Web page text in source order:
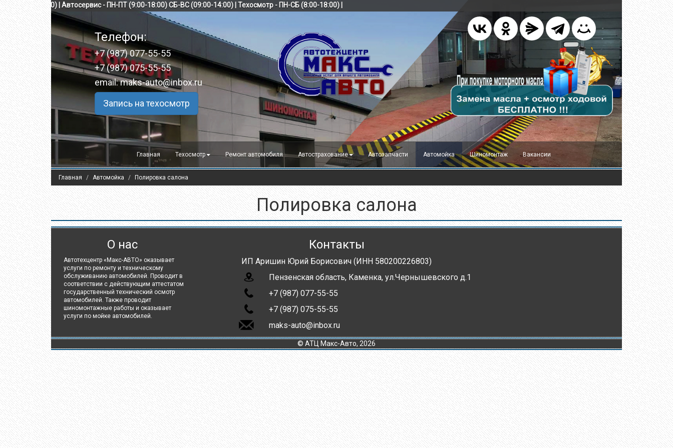
ПН-ВС (8:00-23:00) | Автосервис - ПН-ПТ (9:00-18:00) СБ-ВС (09:00-14:00) | Техосмотр - ПН-СБ (8:00-18:00) |
Телефон:
+7 (987) 077-55-55
+7 (987) 075-55-55
email: maks-auto@inbox.ru
Запись на техосмотр
Главная Техосмотр Ремонт автомобиля Автострахование Автозапчасти Автомойка Шиномонтаж Вакансии
Главная Автомойка Полировка салона
Полировка салона
О нас
Автотехцентр «Макс-АВТО» оказывает
услуги по ремонту и техническому
обслуживанию автомобилей. Проводит в
соответствии с действующим аттестатом
государственный технический осмотр
автомобилей. Также проводит
шиномонтажные работы и оказывает
услуги по мойке автомобилей.
Контакты
ИП Аришин Юрий Борисович (ИНН 580200226803)
Пензенская область, Каменка, ул.Чернышевского д.1
+7 (987) 077-55-55
+7 (987) 075-55-55
maks-auto@inbox.ru
© АТЦ Макс-Авто, 2026